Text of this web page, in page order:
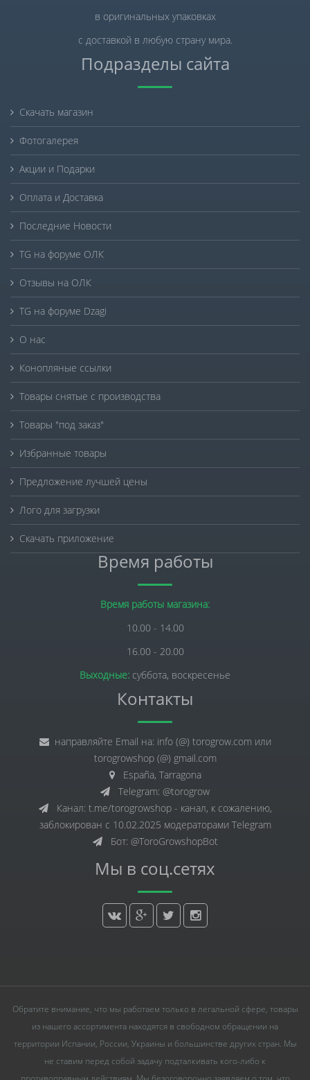
в оригинальных упаковках
с доставкой в любую страну мира.
Подразделы сайта
Скачать магазин
Фотогалерея
Акции и Подарки
Оплата и Доставка
Последние Новости
TG на форуме ОЛК
Отзывы на ОЛК
TG на форуме Dzagi
О нас
Конопляные ссылки
Товары снятые с производства
Товары "под заказ"
Избранные товары
Предложение лучшей цены
Лого для загрузки
Скачать приложение
Время работы
Время работы магазина:
10.00 - 14.00
16.00 - 20.00
Выходные: суббота, воскресенье
Контакты
направляйте Email на: info (@) torogrow.com или
torogrowshop (@) gmail.com
España, Tarragona
Telegram: @torogrow
Канал: t.me/torogrowshop - канал, к сожалению,
заблокирован с 10.02.2025 модераторами Telegram
Бот: @ToroGrowshopBot
Мы в соц.сетях
Обратите внимание, что мы работаем только в легальной сфере, товары
из нашего ассортимента находятся в свободном обращении на
территории Испании, России, Украины и большинстве других стран. Мы
не ставим перед собой задачу подталкивать кого-либо к